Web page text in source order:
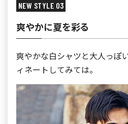
NEW STYLE 03
爽やかに夏を彩る
爽やかな白シャツと大人っぽ
ィネートしてみては。